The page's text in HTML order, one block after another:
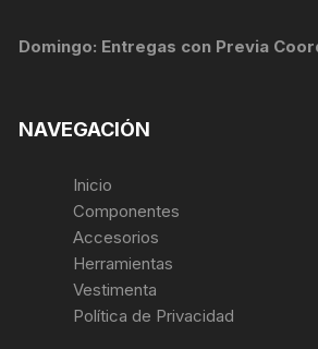
Domingo: Entregas con Previa
NAVEGACIÓN
Inicio
Componentes
Accesorios
Herramientas
Vestimenta
Política de Privacidad